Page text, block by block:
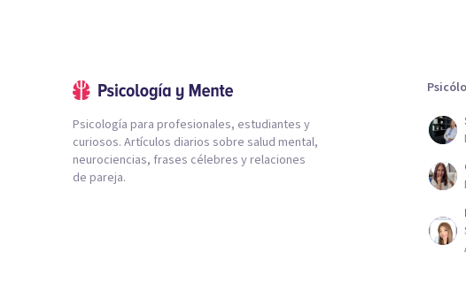
Psicología para profesionales, estudiantes y
curiosos. Artículos diarios sobre salud mental,
neurociencias, frases célebres y relaciones
de pareja.